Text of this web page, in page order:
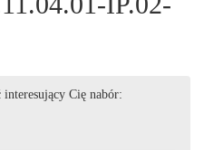
Cię nabór: